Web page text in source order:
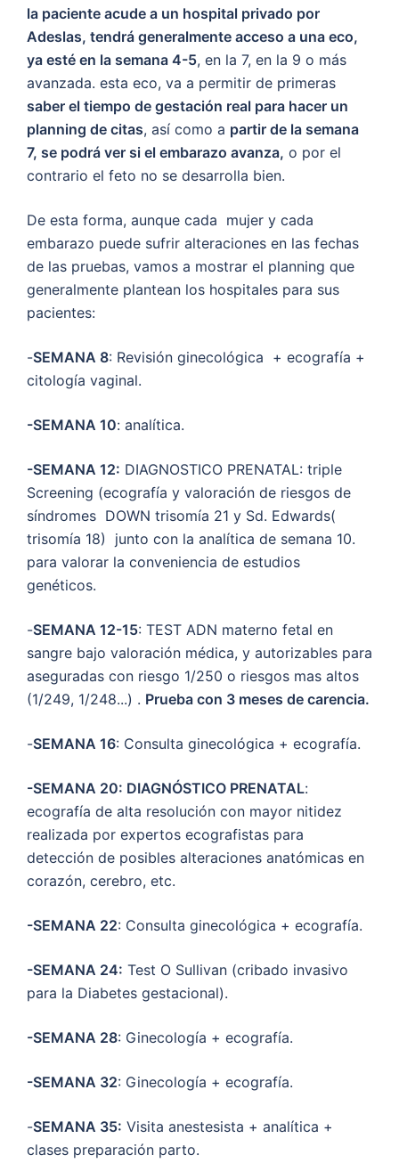
la paciente acude a un hospital privado por
Adeslas, tendrá generalmente acceso a una eco,
ya esté en la semana 4-5, en la 7, en la 9 o más
avanzada. esta eco, va a permitir de primeras
saber el tiempo de gestación real para hacer un
planning de citas, así como a partir de la semana
7, se podrá ver si el embarazo avanza, o por el
contrario el feto no se desarrolla bien.
De esta forma, aunque cada mujer y cada
embarazo puede sufrir alteraciones en las fechas
de las pruebas, vamos a mostrar el planning que
generalmente plantean los hospitales para sus
pacientes:
-SEMANA 8: Revisión ginecológica + ecografía +
citología vaginal.
-SEMANA 10: analítica.
-SEMANA 12: DIAGNOSTICO PRENATAL: triple
Screening (ecografía y valoración de riesgos de
síndromes DOWN trisomía 21 y Sd. Edwards(
trisomía 18) junto con la analítica de semana 10.
para valorar la conveniencia de estudios
genéticos.
-SEMANA 12-15: TEST ADN materno fetal en
sangre bajo valoración médica, y autorizables para
aseguradas con riesgo 1/250 o riesgos mas altos
(1/249, 1/248...) . Prueba con 3 meses de carencia.
-SEMANA 16: Consulta ginecológica + ecografía.
-SEMANA 20: DIAGNÓSTICO PRENATAL:
ecografía de alta resolución con mayor nitidez
realizada por expertos ecografistas para
detección de posibles alteraciones anatómicas en
corazón, cerebro, etc.
-SEMANA 22: Consulta ginecológica + ecografía.
-SEMANA 24: Test O Sullivan (cribado invasivo
para la Diabetes gestacional).
-SEMANA 28: Ginecología + ecografía.
-SEMANA 32: Ginecología + ecografía.
-SEMANA 35: Visita anestesista + analítica +
clases preparación parto.